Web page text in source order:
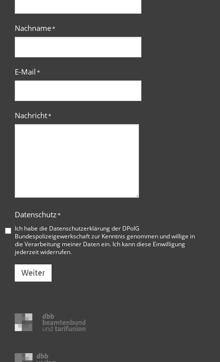
Nachname*
E-Mail*
Nachricht*
Datenschutz*
Ich habe die Datenschutzerklärung der DPolG
Bundespolizeigewerkschaftzur Kenntnis genommen und willige in
die Verarbeitung meiner Daten ein. Ich kann diese Einwilligung
jederzeit widerrufen.
Weiter